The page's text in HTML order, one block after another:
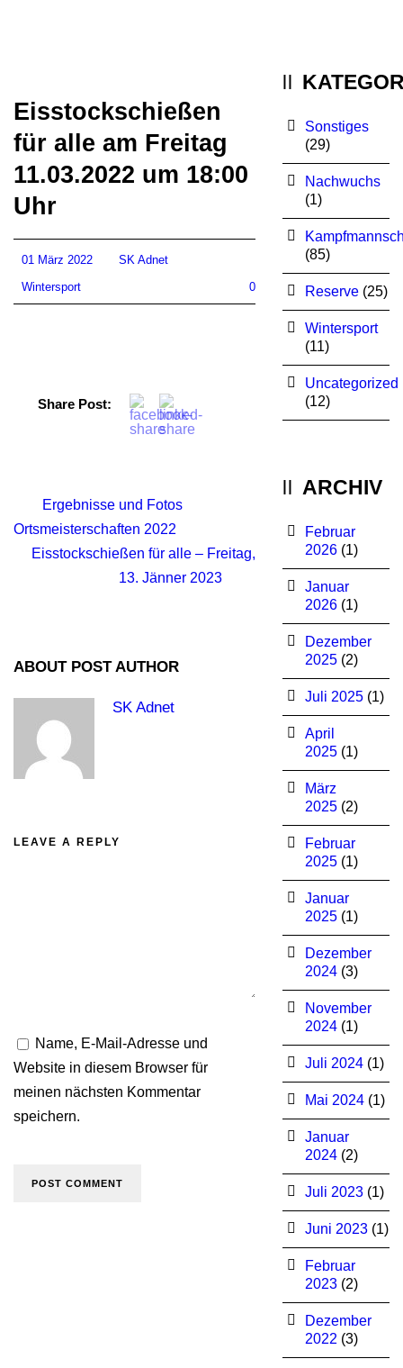
Eisstockschießen
für alle am Freitag
11.03.2022 um 18:00
Uhr
01 März 2022
SK Adnet
Wintersport
0
Share Post:
Ergebnisse und Fotos
Ortsmeisterschaften 2022
Eisstockschießen für alle – Freitag,
13. Jänner 2023
ABOUT POST AUTHOR
SK Adnet
LEAVE A REPLY
Name, E-Mail-Adresse und
Website in diesem Browser für
meinen nächsten Kommentar
speichern.
Sonstiges
(29)
Nachwuchs
(1)
(85)
Reserve(25)
Wintersport
(11)
Uncategorized
(12)
ARCHIV
Februar
2026(1)
Januar
2026(1)
Dezember
2025(2)
Juli 2025(1)
April
2025(1)
März
2025(2)
Februar
2025(1)
Januar
2025(1)
Dezember
2024(3)
November
2024(1)
Juli 2024(1)
Mai 2024(1)
Januar
2024(2)
Juli 2023(1)
Juni 2023(1)
Februar
2023(2)
Dezember
2022 (3)